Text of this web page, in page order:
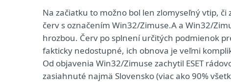
Na začiatku to možno bol len zlomyseľný vtip,
červ s označením Win32/Zimuse.A a Win32/
hrozbou. Červ po splnení určitých podmienok
fakticky nedostupné, ich obnova je veľmi
Od objavenia Win32/Zimuse zachytil ESET
zasiahnuté najmä Slovensko (viac ako 90%